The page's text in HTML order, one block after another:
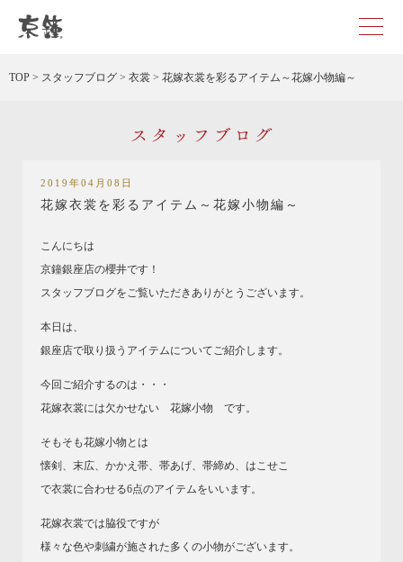
TOP > スタッフブログ > 衣裳 > 花嫁衣裳を彩るアイテム～花嫁小物編～
スタッフブログ
2019年04月08日
花嫁衣裳を彩るアイテム～花嫁小物編～
こんにちは
京鐘銀座店の櫻井です！
スタッフブログをご覧いただきありがとうございます。
本日は、
銀座店で取り扱うアイテムについてご紹介します。
今回ご紹介するのは・・・
花嫁衣裳には欠かせない 花嫁小物 です。
そもそも花嫁小物とは
懐剣、末広、かかえ帯、帯あげ、帯締め、はこせこ
で衣裳に合わせる6点のアイテムをいいます。
花嫁衣裳では脇役ですが
様々な色や刺繍が施された多くの小物がございます。